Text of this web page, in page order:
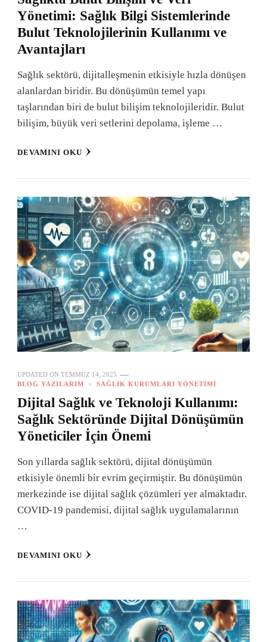
Yönetimi: Sağlık Bilgi Sistemlerinde
Bulut Teknolojilerinin Kullanımı ve
Avantajları
Sağlık sektörü, dijitalleşmenin etkisiyle hızla dönüşen
alanlardan biridir. Bu dönüşümün temel yapı
taşlarından biri de bulut bilişim teknolojileridir. Bulut
bilişim, büyük veri setlerini depolama, işleme …
DEVAMINI OKU
UPDATED ON TEMMUZ 14, 2025
BLOG YAZILARIM
SAĞLIK KURUMLARI YÖNETIMI
Dijital Sağlık ve Teknoloji Kullanımı:
Sağlık Sektöründe Dijital Dönüşümün
Yöneticiler İçin Önemi
Son yıllarda sağlık sektörü, dijital dönüşümün
etkisiyle önemli bir evrim geçirmiştir. Bu dönüşümün
merkezinde ise dijital sağlık çözümleri yer almaktadır.
COVID-19 pandemisi, dijital sağlık uygulamalarının
…
DEVAMINI OKU